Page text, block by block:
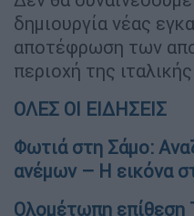
δημιουργία νέας
αποτέφρωση των
περιοχή της
ΟΛΕΣ ΟΙ ΕΙΔΗΣΕΙΣ
Φωτιά στη Σάμο:
ανέμων – Η εικόνα
Ολομέτωπη επίθεση